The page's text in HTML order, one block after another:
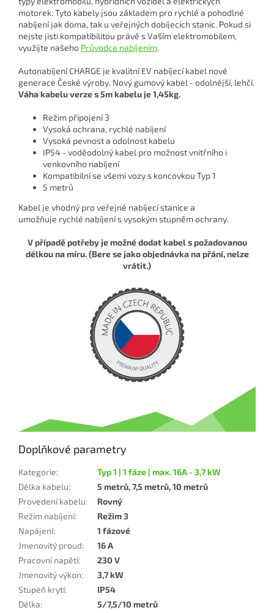
motorek. Tyto kabely jsou základem pro rychlé a pohodlné
nabíjení jak doma, tak u veřejných dobíjecích stanic. Pokud si
nejste jisti kompatibilitou právě s Vaším elektromobilem,
využijte našeho Průvodce nabíjením.
Autonabíjení CHARGE je kvalitní EV nabíjecí kabel nové
generace České výroby. Nový gumový kabel - odolnější, lehčí.
Váha kabelu verze s 5m kabelu je 1,45kg.
Režim připojení 3
Vysoká ochrana, rychlé nabíjení
Vysoká pevnost a odolnost kabelu
IP54 - voděodolný kabel pro možnost vnitřního i
venkovního nabíjení
Kompatibilní se všemi vozy s koncovkou Typ 1
5 metrů
Kabel je vhodný pro veřejné nabíjecístanice a
umožňuje rychlé nabíjenís vysokým stupněmochrany.
V případě potřeby je možné dodat kabel s požadovanou
délkou na míru. (Bere se jako objednávka na přání, nelze
vrátit.)
Doplňkové parametry
Kategorie:
Typ 1 | 1 fáze | max. 16A - 3,7 kW
Délka kabelu:
5 metrů, 7,5 metrů, 10 metrů
Provedení kabelu:
Rovný
Režim nabíjení:
Režim 3
Napájení:
1 fázové
Jmenovitý proud:
16 A
Pracovní napětí:
230 V
Jmenovitý výkon:
3,7 kW
Stupeň krytí:
IP54
Délka:
5/7,5/10 metrů